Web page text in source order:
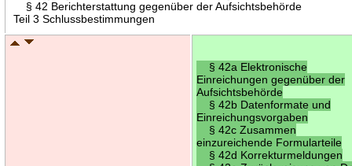
§ 42 Berichterstattung gegenüber der Aufsichtsbehörde
Teil 3 Schlussbestimmungen
§ 42a Elektronische
Einreichungen gegenüber der
Aufsichtsbehörde
§ 42b Datenformate und
Einreichungsvorgaben
§ 42c Zusammen
einzureichende Formularteile
§ 42d Korrekturmeldungen